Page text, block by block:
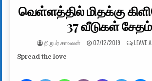
வெள்ளத்தில் மிதக்கு
37 வீடுகள் சேதம்
AUTHOR:
நிருபர் காவலன் PUBLISHED DATE:
07/12/2019 LEAVE
Spread the love